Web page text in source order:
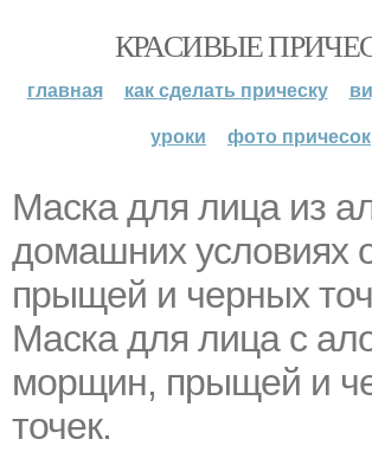
КРАСИВЫЕ
главная как сделать прическу
уроки
фото причесок
Маска для лица из
домашних условиях
прыщей и черных
Маска для лица с
морщин, прыщей и
точек.